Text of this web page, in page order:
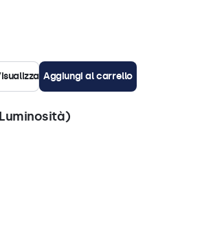
Aggiungi al carrello